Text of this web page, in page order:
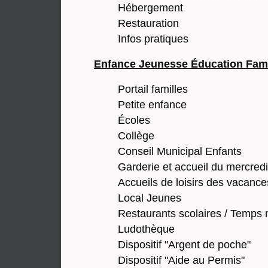
Hébergement
Restauration
Infos pratiques
Enfance Jeunesse Éducation
Portail familles
Petite enfance
Écoles
Collège
Conseil Municipal Enfants
Garderie et accueil du mercredi
Accueils de loisirs des
Local Jeunes
Restaurants scolaires / Temps
Ludothèque
Dispositif "Argent de poche"
Dispositif "Aide au Permis"